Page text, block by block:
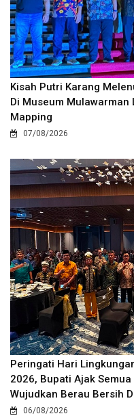
Kisah Putri Karang
Di Museum Mulawarman
Mapping
07/08/2026
Peringati Hari
2026, Bupati Ajak
Wujudkan Berau Bersih
06/08/2026